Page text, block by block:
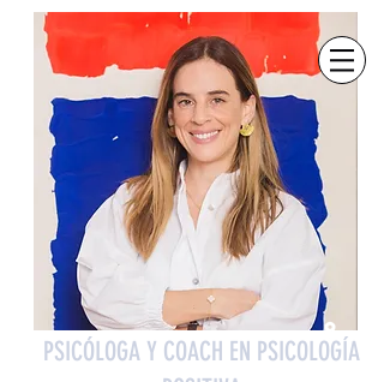
PSICÓLOGA Y COACH EN PSICOLOGÍA